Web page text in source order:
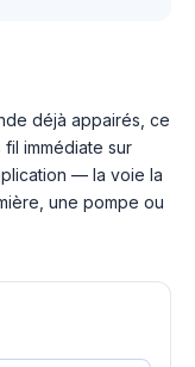
déjà appairés, ce
immédiate sur
— la voie la
une pompe ou